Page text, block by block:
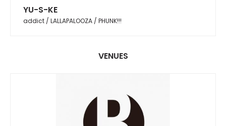
YU-S-KE
addict / LALLAPALOOZA / PHUNK!!!
VENUES